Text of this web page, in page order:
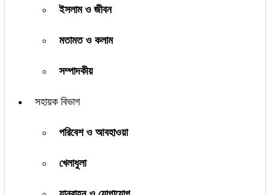
ইসলাম ও জীবন
মতামত ও কলাম
সম্পাদকীয়
সহায়ক বিভাগ
পরিবেশ ও আবহাওয়া
খেলাধুলা